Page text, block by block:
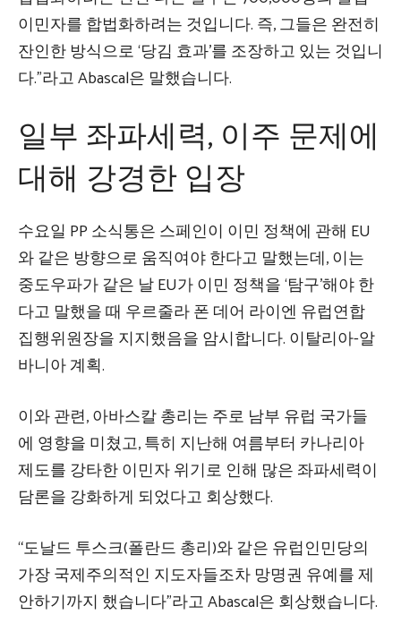
이민자를 합법화하려는 것입니다. 즉, 그들은 완전히
잔인한 방식으로 ‘당김 효과’를 조장하고 있는 것입니
다.”라고 Abascal은 말했습니다.
일부 좌파세력, 이주 문제에
대해 강경한 입장
수요일 PP 소식통은 스페인이 이민 정책에 관해 EU
와 같은 방향으로 움직여야 한다고 말했는데, 이는
중도우파가 같은 날 EU가 이민 정책을 ‘탐구’해야 한
다고 말했을 때 우르줄라 폰 데어 라이엔 유럽연합
집행위원장을 지지했음을 암시합니다. 이탈리아-알
바니아 계획.
이와 관련, 아바스칼 총리는 주로 남부 유럽 국가들
에 영향을 미쳤고, 특히 지난해 여름부터 카나리아
제도를 강타한 이민자 위기로 인해 많은 좌파세력이
담론을 강화하게 되었다고 회상했다.
“도날드 투스크(폴란드 총리)와 같은 유럽인민당의
가장 국제주의적인 지도자들조차 망명권 유예를 제
안하기까지 했습니다”라고 Abascal은 회상했습니다.